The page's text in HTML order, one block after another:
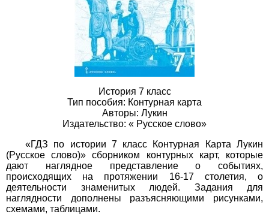
Биология
4 5 6 7 8 9
География
Геометрия
Информатика
1
2 3 4 5 6 7 8 9 10
11
История 7 класс
Тип пособия: Контурная карта
Авторы: Лукин
Издательство: « Русское слово»
«ГДЗ по истории 7 класс Контурная Карта Лукин
(Русское слово)» сборником контурных карт, которые
дают наглядное представление о событиях,
происходящих на протяжении 16-17 столетия, о
деятельности знаменитых людей. Задания для
наглядности дополнены разъясняющими рисунками,
схемами, таблицами.